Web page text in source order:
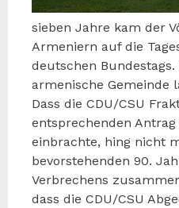
sieben Jahre kam der
Armeniern auf die
deutschen
armenische Gemeinde
Dass die CDU/CSU
entsprechenden
einbrachte, hing nicht
bevorstehenden 90.
Verbrechens
dass die CDU/CSU